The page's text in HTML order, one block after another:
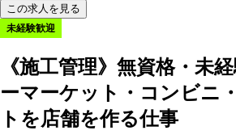
この求人を見る
未経験歓迎
《施工管理》無資格・未
ーマーケット・コンビニ
トを店舗を作る仕事